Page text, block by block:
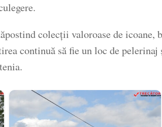
colecții valoroase de icoane,
continuă să fie un loc de